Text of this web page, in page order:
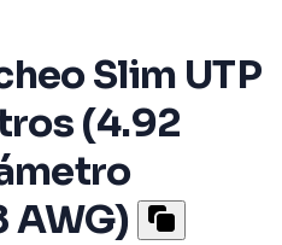
Slim UTP
(4.92
AWG)